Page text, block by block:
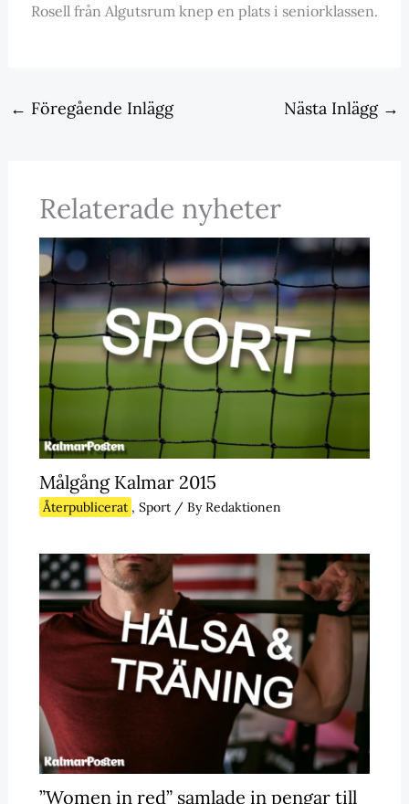
Rosell från Algutsrum knep en plats i seniorklassen.
← Föregående Inlägg Nästa Inlägg →
Relaterade nyheter
Målgång Kalmar 2015
Återpublicerat , Sport/ ByRedaktionen
”Women in red” samlade in pengar till